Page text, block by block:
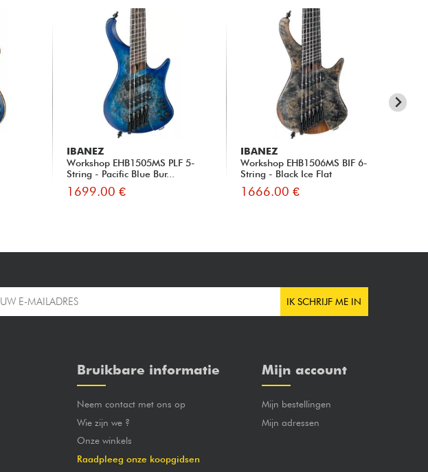
IBANEZ
Workshop EHB1505MS PLF 5-
String - Pacific Blue Bur...
1699.00 €
IBANEZ
Workshop EHB1506MS BIF 6-
String - Black Ice Flat
1666.00 €
IK SCHRIJF ME IN
Bruikbare informatie
Neem contact met ons op
Wie zijn we ?
Onze winkels
Raadpleeg onze koopgidsen
Mijn account
Mijn bestellingen
Mijn adressen